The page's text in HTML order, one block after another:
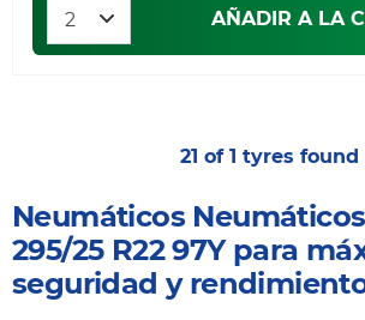
AÑADIR A LA
21 of 1 tyres found
Neumáticos
295/25 R22 97Y para
seguridad y